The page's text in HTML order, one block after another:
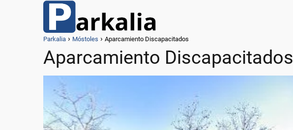
Parkalia Móstoles Aparcamiento Discapacitados
Aparcamiento Discapacitados